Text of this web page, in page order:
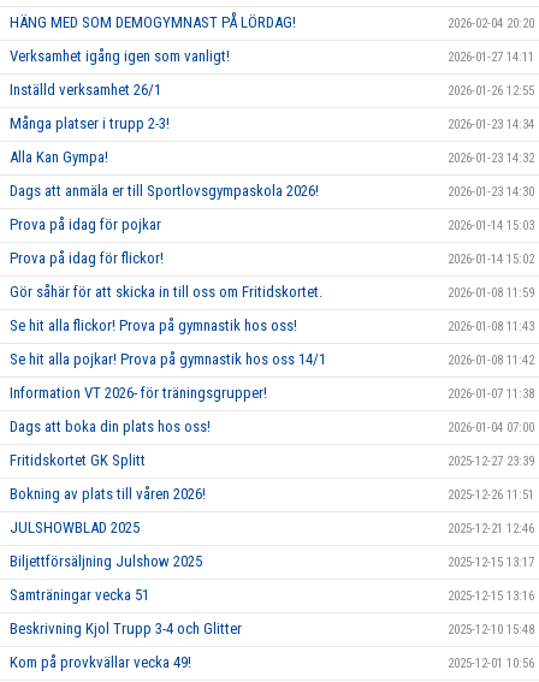
HÄNG MED SOM DEMOGYMNAST PÅ LÖRDAG! 2026-02-04 20:20
Verksamhet igång igen som vanligt! 2026-01-27 14:11
Inställd verksamhet 26/1 2026-01-26 12:55
Många platser i trupp 2-3! 2026-01-23 14:34
Alla Kan Gympa! 2026-01-23 14:32
Dags att anmäla er till Sportlovsgympaskola 2026! 2026-01-23 14:30
Prova på idag för pojkar 2026-01-14 15:03
Prova på idag för flickor! 2026-01-14 15:02
Gör såhär för att skicka in till oss om Fritidskortet. 2026-01-08 11:59
Se hit alla flickor! Prova på gymnastik hos oss! 2026-01-08 11:43
Se hit alla pojkar! Prova på gymnastik hos oss 14/1 2026-01-08 11:42
Information VT 2026- för träningsgrupper! 2026-01-07 11:38
Dags att boka din plats hos oss! 2026-01-04 07:00
Fritidskortet GK Splitt 2025-12-27 23:39
Bokning av plats till våren 2026! 2025-12-26 11:51
JULSHOWBLAD 2025 2025-12-21 12:46
Biljettförsäljning Julshow 2025 2025-12-15 13:17
Samträningar vecka 51 2025-12-15 13:16
Beskrivning Kjol Trupp 3-4 och Glitter 2025-12-10 15:48
Kom på provkvällar vecka 49! 2025-12-01 10:56